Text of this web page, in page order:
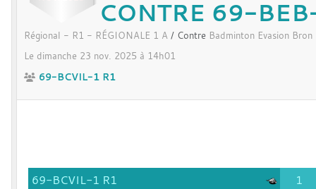
CONTRE 69-
Régional - R1 - RÉGIONALE 1 A / Contre Badminton Evasion Bron
Le dimanche 23 nov. 2025 à 14h01
69-BCVIL-1 R1
69-BCVIL-1 R1 1